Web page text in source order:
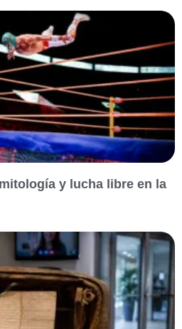
y lucha libre en la